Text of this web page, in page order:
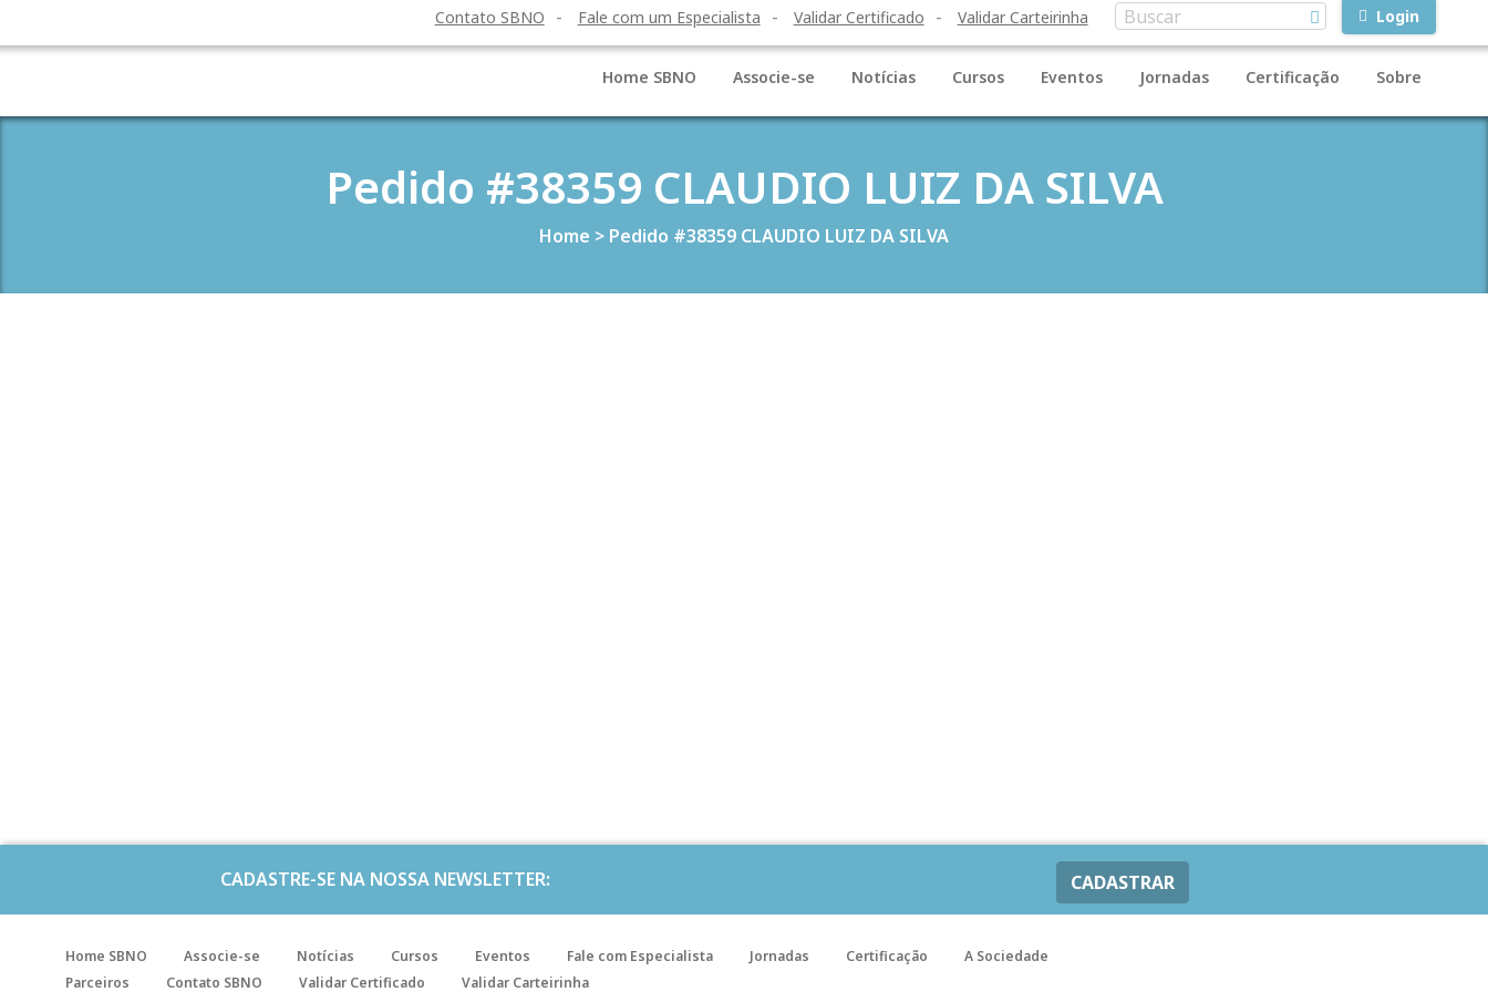
Contato SBNO Fale com um Especialista Validar Certificado Validar Carteirinha Login
Home SBNO Associe-se Notícias Cursos Eventos Jornadas Certificação Sobre
Pedido #38359 CLAUDIO LUIZ DA SILVA
Home > Pedido #38359 CLAUDIO LUIZ DA SILVA
CADASTRE-SE NA NOSSA NEWSLETTER: CADASTRAR
Home SBNO Associe-se Notícias Cursos Eventos Fale com Especialista Jornadas Certificação
A Sociedade
Parceiros
Contato SBNO Validar Certificado Validar Carteirinha